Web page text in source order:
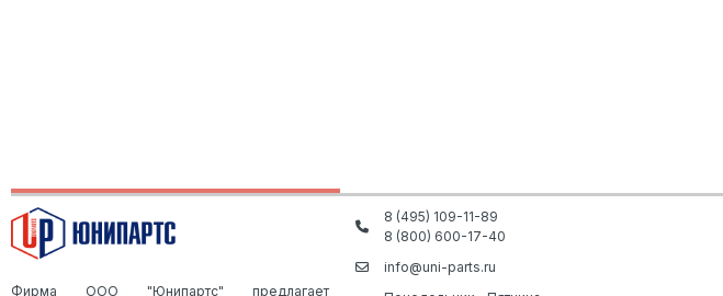
Фирма ООО "Юнипартс" предлагает
8 (495) 109-11-89
8 (800) 600-17-40
info@uni-parts.ru